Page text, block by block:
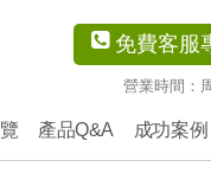
免費客服
營業時間：
產品Q&A 成功案例